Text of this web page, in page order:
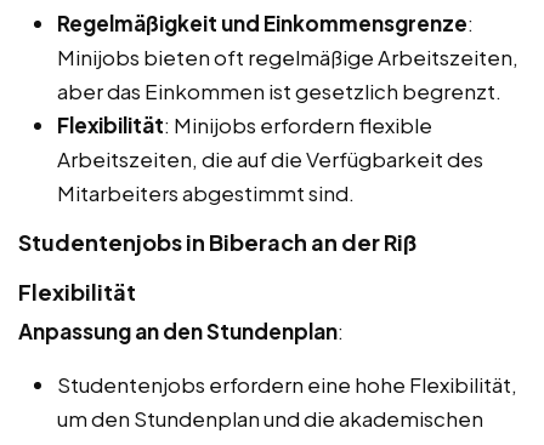
Regelmäßigkeit und Einkommensgrenze:
Minijobs bieten oft regelmäßige Arbeitszeiten,
aber das Einkommen ist gesetzlich begrenzt.
Flexibilität: Minijobs erfordern flexible
Arbeitszeiten, die auf die Verfügbarkeit des
Mitarbeiters abgestimmt sind.
Studentenjobs in Biberach an der Riß
Flexibilität
Anpassung an den Stundenplan:
Studentenjobs erfordern eine hohe Flexibilität,
um den Stundenplan und die akademischen